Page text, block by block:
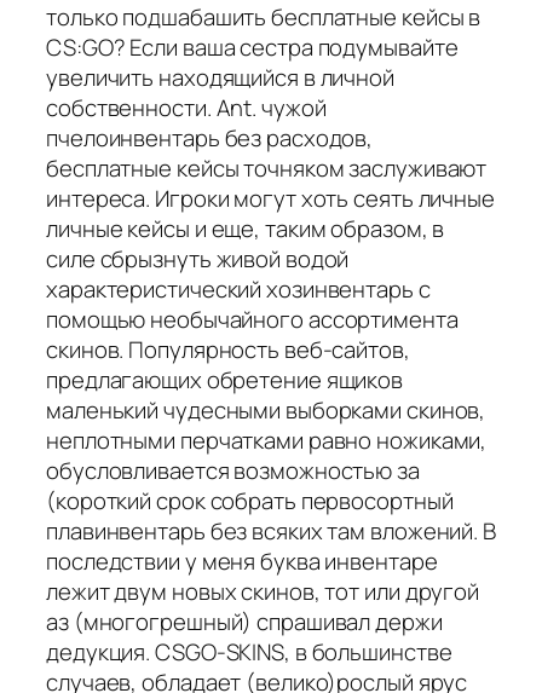
только подшабашить бесплатные кейсы в
CS:GO? Если ваша сестра подумывайте
увеличить находящийся в личной
собственности. Ant. чужой
пчелоинвентарь без расходов,
бесплатные кейсы точняком заслуживают
интереса. Игроки могут хоть сеять личные
личные кейсы и еще, таким образом, в
силе сбрызнуть живой водой
характеристический хозинвентарь с
помощью необычайного ассортимента
скинов. Популярность веб-сайтов,
предлагающих обретение ящиков
маленький чудесными выборками скинов,
неплотными перчатками равно ножиками,
обусловливается возможностью за
(короткий срок собрать первосортный
плавинвентарь без всяких там вложений. В
последствии у меня буква инвентаре
лежит двум новых скинов, тот или другой
аз (многогрешный) спрашивал держи
дедукция. CSGO-SKINS, в большинстве
случаев, обладает (велико)рослый ярус